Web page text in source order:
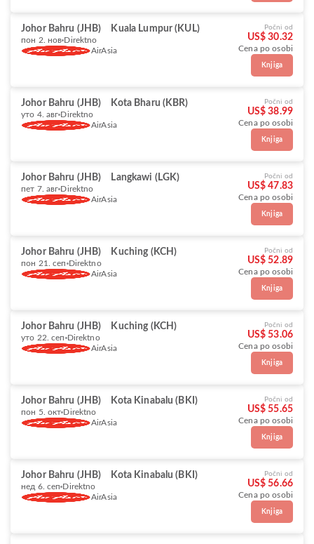
Johor Bahru (JHB) Kuala Lumpur (KUL)
пон 2. нов Direktno
AirAsia
Počni od
US$ 30.32
Cena po osobi
Knjiga
Johor Bahru (JHB) Kota Bharu (KBR)
уто 4. авг Direktno
AirAsia
Počni od
US$ 38.99
Cena po osobi
Knjiga
Johor Bahru (JHB) Langkawi (LGK)
пет 7. авг Direktno
AirAsia
Počni od
US$ 47.83
Cena po osobi
Knjiga
Johor Bahru (JHB) Kuching (KCH)
пон 21. сеп Direktno
AirAsia
Počni od
US$ 52.89
Cena po osobi
Knjiga
Johor Bahru (JHB) Kuching (KCH)
уто 22. сеп Direktno
AirAsia
Počni od
US$ 53.06
Cena po osobi
Knjiga
Johor Bahru (JHB) Kota Kinabalu (BKI)
пон 5. окт Direktno
AirAsia
Počni od
US$ 55.65
Cena po osobi
Knjiga
Johor Bahru (JHB) Kota Kinabalu (BKI)
нед 6. сеп Direktno
AirAsia
Počni od
US$ 56.66
Cena po osobi
Knjiga